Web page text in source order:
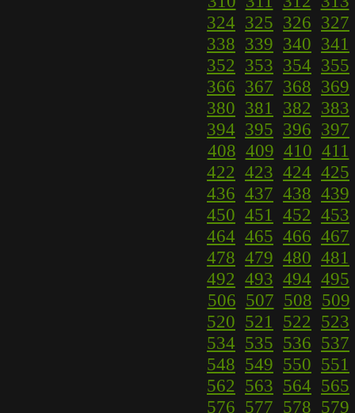
324 325 326 327
338 339 340 341
352 353 354 355
366 367 368 369
380 381 382 383
394 395 396 397
408 409 410 411
422 423 424 425
436 437 438 439
450 451 452 453
464 465 466 467
478 479 480 481
492 493 494 495
506 507 508 509
520 521 522 523
534 535 536 537
548 549 550 551
562 563 564 565
576 577 578 579